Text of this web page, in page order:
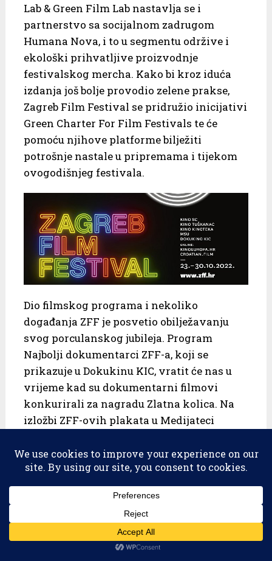
Lab & Green Film Lab nastavlja se i
partnerstvo sa socijalnom zadrugom
Humana Nova, i to u segmentu održive i
ekološki prihvatljive proizvodnje
festivalskog mercha. Kako bi kroz iduća
izdanja još bolje provodio zelene prakse,
Zagreb Film Festival se pridružio inicijativi
Green Charter For Film Festivals te će
pomoću njihove platforme bilježiti
potrošnje nastale u pripremama i tijekom
ovogodišnjeg festivala.
Dio filmskog programa i nekoliko
događanja ZFF je posvetio obilježavanju
svog porculanskog jubileja. Program
Najbolji dokumentarci ZFF-a, koji se
prikazuje u Dokukinu KIC, vratit će nas u
vrijeme kad su dokumentarni filmovi
konkurirali za nagradu Zlatna kolica. Na
izložbi ZFF-ovih plakata u Medijateci
posljednja dva festivalska desetljeća, a svi
zainteresirani moći će nazdraviti
nadolazećem izdanju već 12. listopada na
predfestivalskom tulumu u Pločniku.
Djelić sjajne zeefefovske atmosfere i ove će
se godine preliti izvan granica glavnoga